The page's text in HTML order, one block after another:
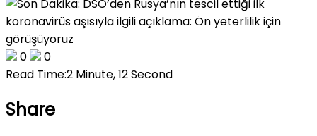
0
0
Read Time:2 Minute, 12 Second
Share